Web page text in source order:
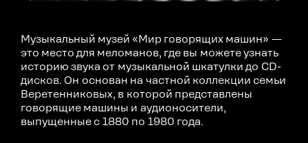
Музыкальный музей «Мир говорящих машин» —
это место для меломанов, где вы можете узнать
историю звука от музыкальной шкатулки до CD-
дисков. Он основан на частной коллекции семьи
Веретенниковых, в которой представлены
говорящие машины и аудионосители,
выпущенные с 1880 по 1980 года.